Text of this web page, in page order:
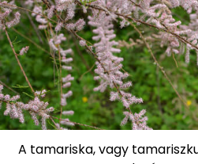
A tamariska, vagy